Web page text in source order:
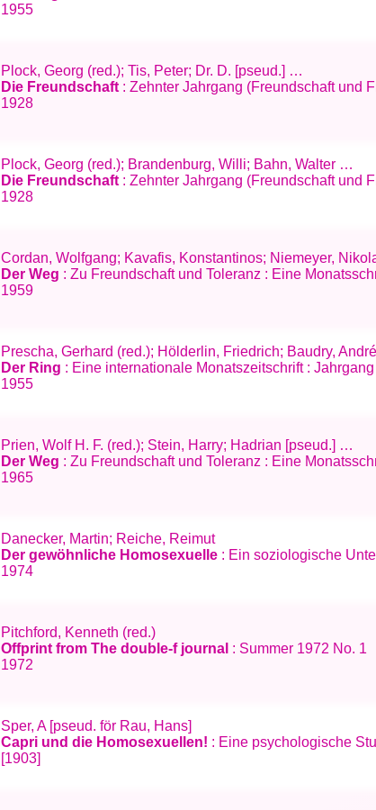
1955
Plock, Georg (red.); Tis, Peter; Dr. D. [pseud.] …
Die Freundschaft : Zehnter Jahrgang (Freundschaft und
1928
Plock, Georg (red.); Brandenburg, Willi; Bahn, Walter …
Die Freundschaft : Zehnter Jahrgang (Freundschaft und
1928
Cordan, Wolfgang; Kavafis, Konstantinos; Niemeyer,
Der Weg : Zu Freundschaft und Toleranz : Eine
1959
Prescha, Gerhard (red.); Hölderlin, Friedrich; Baudry,
Der Ring : Eine internationale Monatszeitschrift :
1955
Prien, Wolf H. F. (red.); Stein, Harry; Hadrian [pseud.] …
Der Weg : Zu Freundschaft und Toleranz : Eine
1965
Danecker, Martin; Reiche, Reimut
Der gewöhnliche Homosexuelle : Ein soziologische
1974
Pitchford, Kenneth (red.)
Offprint from The double-f journal : Summer 1972 No. 1
1972
Sper, A [pseud. för Rau, Hans]
Capri und die Homosexuellen! : Eine psychologische
[1903]